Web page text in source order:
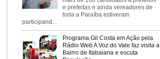
e prefeitas e ainda vereadores de
toda a Paraíba estiveram
participand...
Programa Gil Costa em Ação pela
Rádio Web A Voz do Vale faz visita a
Bairro de Itabaiana e escuta